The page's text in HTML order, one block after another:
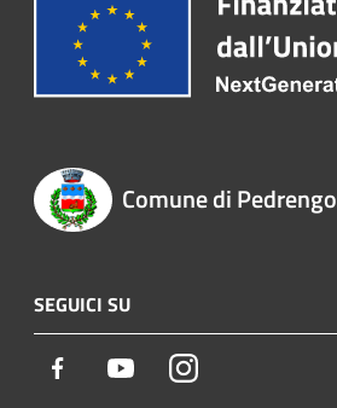
Comune di Pedrengo
SEGUICI SU
Facebook YoutubeInstagram